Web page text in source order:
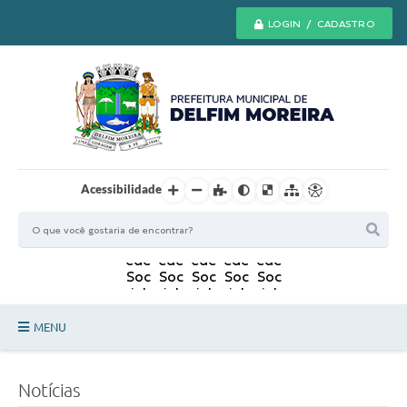
LOGIN / CADASTRO
Acessibilidade
MENU
Notícias